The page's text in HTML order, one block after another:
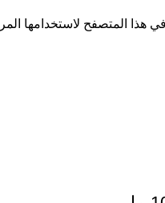
هذا المتصفح لاستخدامها